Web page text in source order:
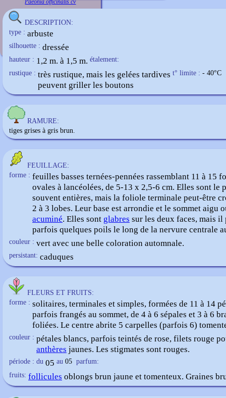
Paeonia officinalis cv
DESCRIPTION:
type : arbuste
silhouette : dressée
hauteur : 1,2 m. à 1,5 m. étalement:
rustique : très rustique, mais les gelées tardives
peuvent griller les boutons
t° limite : - 40°C
RAMURE:
tiges grises à gris brun.
FEUILLAGE:
forme : feuilles basses ternées-pennées rassemblant 11 à 15
ovales à lancéolées, de 5-13 x 2,5-6 cm. Elles sont le
souvent entières, mais la foliole terminale peut-être
2 à 3 lobes. Leur base est arrondie et le sommet aigu
acuminé. Elles sont glabres sur les deux faces, mais il
parfois quelques poils le long de la nervure centrale
couleur : vert avec une belle coloration automnale.
persistant: caduques
FLEURS ET FRUITS:
forme : solitaires, terminales et simples, formées de 11 à 14
parfois frangés au sommet, de 4 à 6 sépales et 3 à 6
foliées. Le centre abrite 5 carpelles (parfois 6)
couleur : pétales blancs, parfois teintés de rose, filets rouge
anthères jaunes. Les stigmates sont rouges.
période : du 05 au 05 parfum:
fruits: follicules oblongs brun jaune et tomenteux. Graines